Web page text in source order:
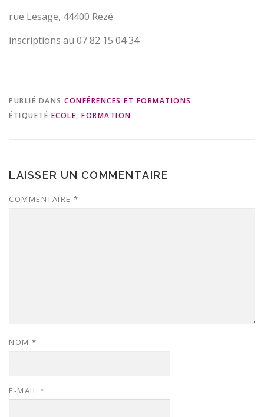
rue Lesage, 44400 Rezé
inscriptions au 07 82 15 04 34
PUBLIÉ DANS CONFÉRENCES ET FORMATIONS
ÉTIQUETÉ ECOLE, FORMATION
LAISSER UN COMMENTAIRE
COMMENTAIRE *
NOM *
E-MAIL *